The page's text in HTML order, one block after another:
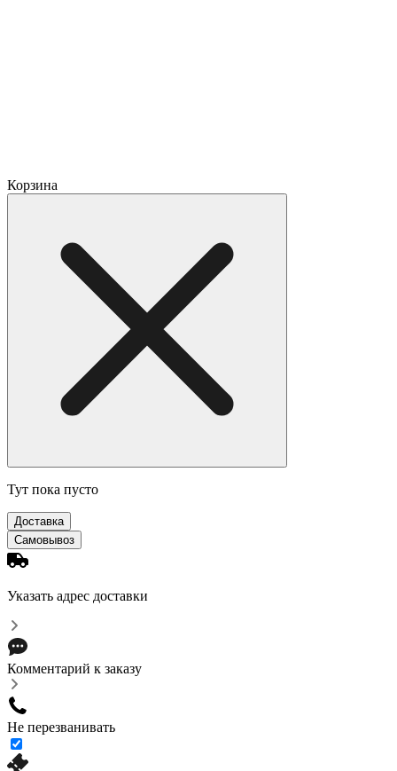
Корзина
Тут пока пусто
Доставка
Самовывоз
Указать адрес доставки
Комментарий к заказу
Не перезванивать